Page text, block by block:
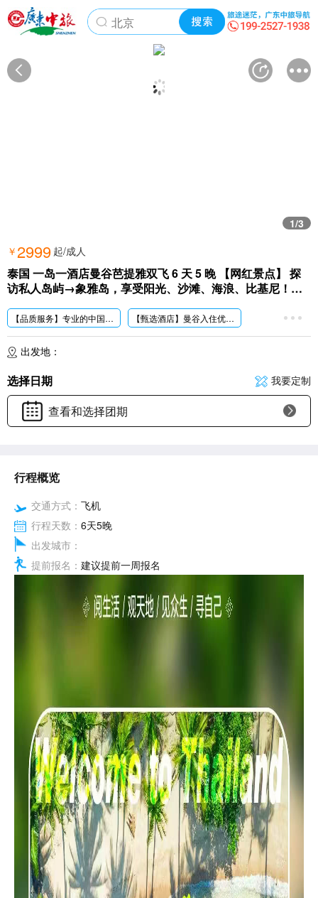
1/3
￥2999 起/成人
泰国 一岛一酒店曼谷芭提雅双飞 6 天 5 晚 【网红景点】 探
访私人岛屿→象雅岛，享受阳光、沙滩、海浪、比基尼！经
【品质服务】专业的中国籍领队、中文导游贴心服务，让您玩舒心、开心、放心; 【甄选酒店】 曼谷入住优质网评五钻酒店，象雅岛海景别墅或星空泡泡屋(一岛一酒店)，推开门就是海!升级二晚
出发地：
选择日期 我要定制
查看和选择团期
行程概览
交通方式： 飞机
行程天数： 6天5晚
出发城市：
提前报名： 建议提前一周报名